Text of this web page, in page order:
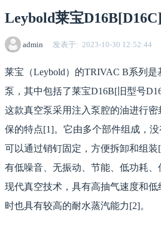
Leybold莱宝
admin 发表于 2023-10-30 12:52:44
莱宝（Leybold）的TRIVAC B系列
泵，其中包括了莱宝D16B[旧型号
这款真空泵采用注入泵腔的油进行
保的特点[1]。它由多个部件组成，
可以通过销钉固定，方便拆卸和组
有低噪音、无振动、节能、低功耗
现代真空技术，具有高抽气速度和
时也具有较高的耐水蒸汽能力[2]。